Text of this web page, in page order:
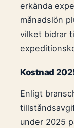
erkända
månadslön
vilket bidrar
Kostnad
Enligt
under 2025